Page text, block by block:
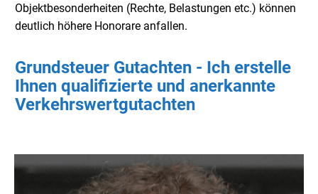
Objektbesonderheiten (Rechte, Belastungen etc.) können
deutlich höhere Honorare anfallen.
Grundsteuer Gutachten - Ich erstelle
Ihnen qualifizierte und anerkannte
Verkehrswertgutachten